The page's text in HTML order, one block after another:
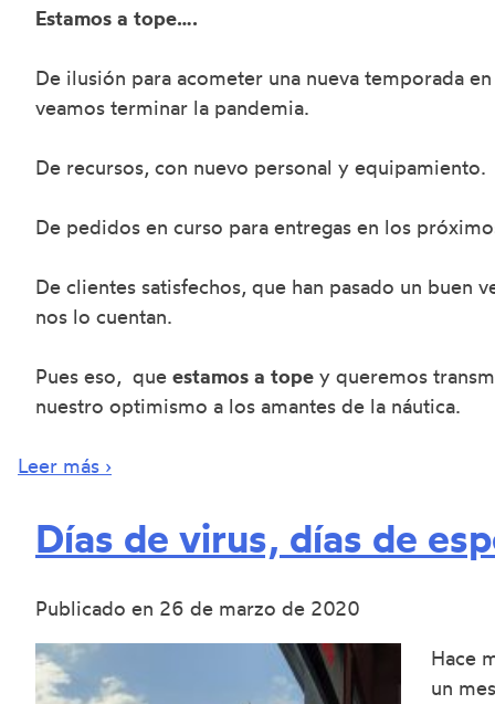
Estamos a tope….
De ilusión para acometer una nueva temporada
veamos terminar la pandemia.
De recursos, con nuevo personal y equipamiento.
De pedidos en curso para entregas en los
De clientes satisfechos, que han pasado un buen
nos lo cuentan.
Pues eso, que estamos a tope y queremos
nuestro optimismo a los amantes de la náutica.
Leer más ›
Días de virus, días de
Publicado en 26 de marzo de 2020
Hace
un